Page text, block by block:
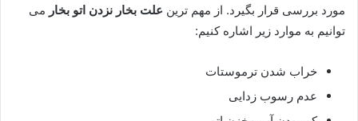
مورد بررسی قرار بگیرد. از مهم ترین علت بخار نزدن اتو بخار می
توانیم به موارد زیر اشاره کنیم:
خراب شدن ترموستات
عدم رسوب زدایی